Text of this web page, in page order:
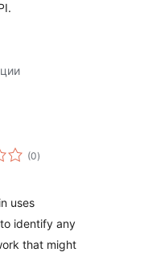
(0общо
оценки
)
uses
identify any
that might